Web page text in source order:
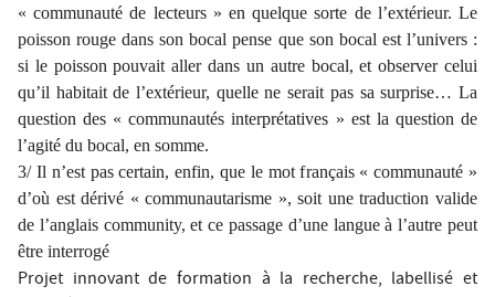
« communauté de lecteurs » en quelque sorte de l’extérieur. Le
poisson rouge dans son bocal pense que son bocal est l’univers :
si le poisson pouvait aller dans un autre bocal, et observer celui
qu’il habitait de l’extérieur, quelle ne serait pas sa surprise… La
question des « communautés interprétatives » est la question de
l’agité du bocal, en somme.
3/ Il n’est pas certain, enfin, que le mot français « communauté »
d’où est dérivé « communautarisme », soit une traduction valide
de l’anglais community, et ce passage d’une langue à l’autre peut
être interrogé
Projet innovant de formation à la recherche, labellisé et